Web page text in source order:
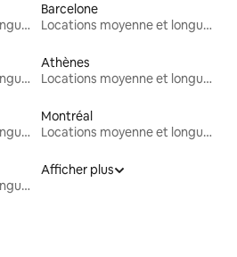
Locations moyenne et longue durée
Barcelone
Locations moyenne et longue durée
Locations moyenne et longue durée
Athènes
Locations moyenne et longue durée
Locations moyenne et longue durée
Montréal
Locations moyenne et longue durée
Locations moyenne et longue durée
Afficher plus